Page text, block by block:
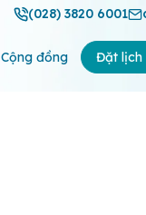
(028) 3820 6001
Cộng đồng Đặt lịch